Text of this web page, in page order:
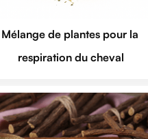
Mélange de plantes pour la
respiration du cheval